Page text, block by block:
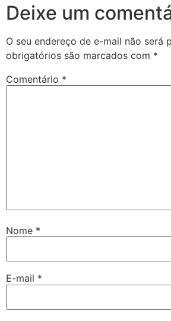
Deixe um
O seu endereço de e-mail não será
obrigatórios são marcados com *
Comentário *
Nome *
E-mail *